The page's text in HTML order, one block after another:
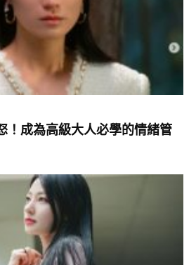
！成為高級大人必學的情緒管